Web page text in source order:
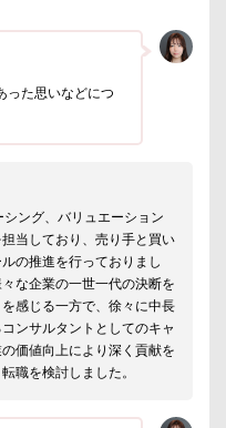
った思いなどにつ
ング、バリュエーション
当しており、売り手と買い
の推進を行っておりまし
な企業の一世一代の決断を
感じる一方で、徐々に中長
ンサルタントとしてのキャ
価値向上により深く貢献を
職を検討しました。